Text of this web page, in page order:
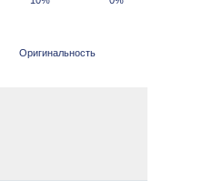
Оригинальность